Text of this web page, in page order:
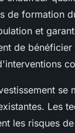
de formation
et
de
se
Les
les risques